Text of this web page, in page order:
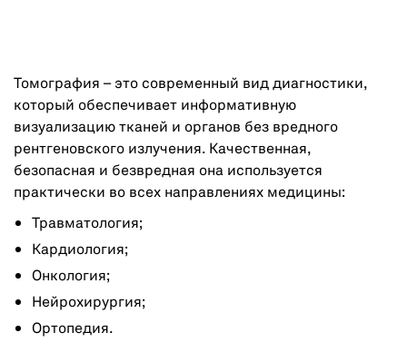
Томография – это современный вид диагностики,
который обеспечивает информативную
визуализацию тканей и органов без вредного
рентгеновского излучения. Качественная,
безопасная и безвредная она используется
практически во всех направлениях медицины:
Травматология;
Кардиология;
Онкология;
Нейрохирургия;
Ортопедия.